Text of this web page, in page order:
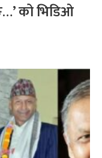
को भिडिओ